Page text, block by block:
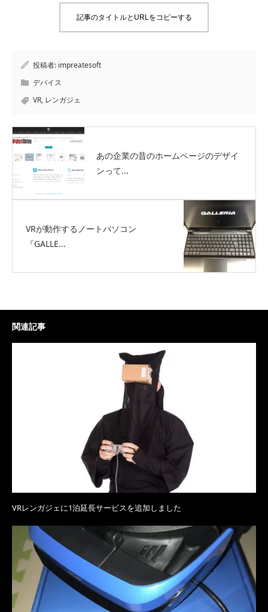
記事のタイトルとURLをコピーする
投稿者: impreatesoft
デバイス
VR, レンガジェ
あの企業の昔のホームページのデザイ
ンって...
VRが動作するノートパソコン
『GALLE...
関連記事
VRレンガジェに1泊延長サービスを追加しました